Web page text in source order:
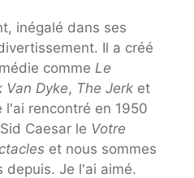
inégalé dans ses
Il a créé
comme Le
Van Dyke, The Jerk et
l'ai rencontré en 1950
Caesar le Votre
et nous sommes
depuis. Je l'ai aimé.